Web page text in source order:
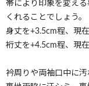
帯により印象を変え
くれることでしょう。
身丈を+3.5cm程、現
裄丈を+4.5cm程、現
衿周りや両袖口中に汚